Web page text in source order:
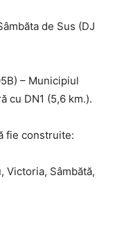
de Sus (DJ
– Municipiul
cu DN1 (5,6 km.).
fie construite:
Victoria, Sâmbătă,